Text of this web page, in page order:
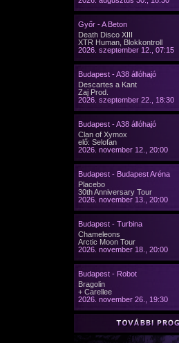
Győr - A Beton
Death Disco XIII
XTR Human, Blokkontroll
2026. szeptember 12., 07:15
Budapest - A38 állóhajó
Descartes a Kant
Zaj Prod.
2026. szeptember 22., 18:30
Budapest - A38 állóhajó
Clan of Xymox
elő: Selofan
2026. november 12., 20:00
Budapest - Budapest Aréna
Placebo
30th Anniversary Tour
2026. november 13., 20:00
Budapest - Turbina
Chameleons
Arctic Moon Tour
2026. november 18., 20:00
Budapest - Robot
Bragolin
+ Carellee
2026. november 26., 19:30